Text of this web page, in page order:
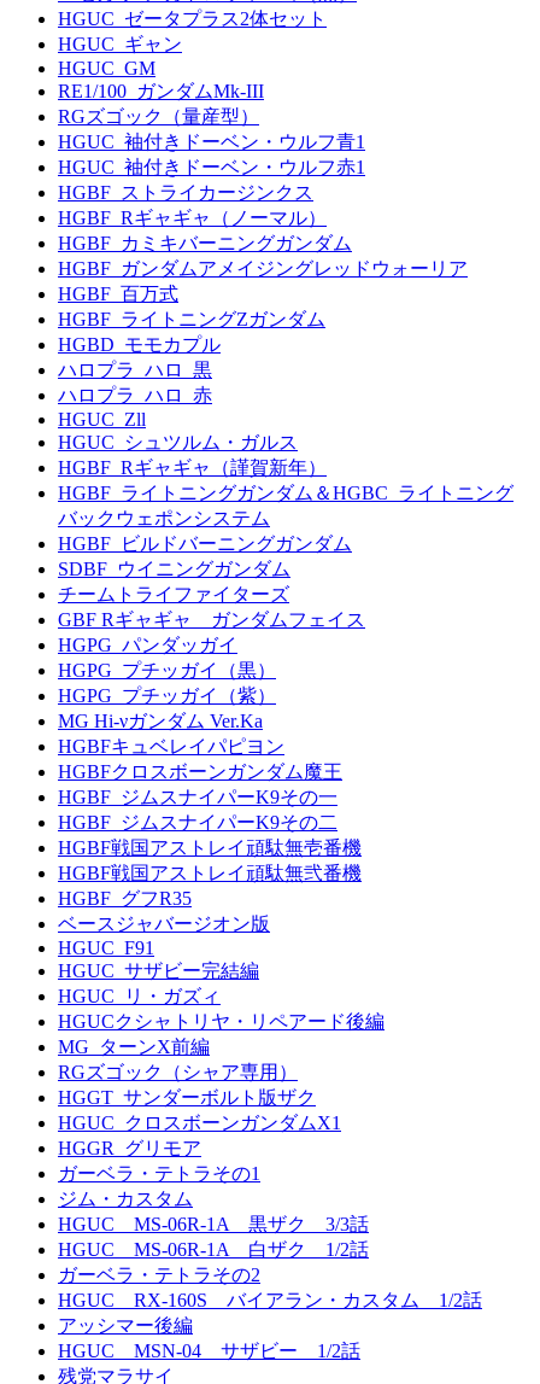
HGUC_ゼータプラス2体セット
HGUC_ギャン
HGUC_GM
RE1/100_ガンダムMk-III
RGズゴック（量産型）
HGUC_袖付きドーベン・ウルフ青1
HGUC_袖付きドーベン・ウルフ赤1
HGBF_ストライカージンクス
HGBF_Rギャギャ（ノーマル）
HGBF_カミキバーニングガンダム
HGBF_ガンダムアメイジングレッドウォーリア
HGBF_百万式
HGBF_ライトニングZガンダム
HGBD_モモカプル
ハロプラ_ハロ_黒
ハロプラ_ハロ_赤
HGUC_Zll
HGUC_シュツルム・ガルス
HGBF_Rギャギャ（謹賀新年）
HGBF_ライトニングガンダム＆HGBC_ライトニング
バックウェポンシステム
HGBF_ビルドバーニングガンダム
SDBF_ウイニングガンダム
チームトライファイターズ
GBF Rギャギャ ガンダムフェイス
HGPG_パンダッガイ
HGPG_プチッガイ（黒）
HGPG_プチッガイ（紫）
MG Hi-νガンダム Ver.Ka
HGBFキュベレイパピヨン
HGBFクロスボーンガンダム魔王
HGBF_ジムスナイパーK9その一
HGBF_ジムスナイパーK9その二
HGBF戦国アストレイ頑駄無壱番機
HGBF戦国アストレイ頑駄無弐番機
HGBF_グフR35
ベースジャバージオン版
HGUC_F91
HGUC_サザビー完結編
HGUC_リ・ガズィ
HGUCクシャトリヤ・リペアード後編
MG_ターンX前編
RGズゴック（シャア専用）
HGGT_サンダーボルト版ザク
HGUC_クロスボーンガンダムX1
HGGR_グリモア
ガーベラ・テトラその1
ジム・カスタム
HGUC MS-06R-1A 黒ザク 3/3話
HGUC MS-06R-1A 白ザク 1/2話
ガーベラ・テトラその2
HGUC RX-160S バイアラン・カスタム 1/2話
アッシマー後編
HGUC MSN-04 サザビー 1/2話
残党マラサイ